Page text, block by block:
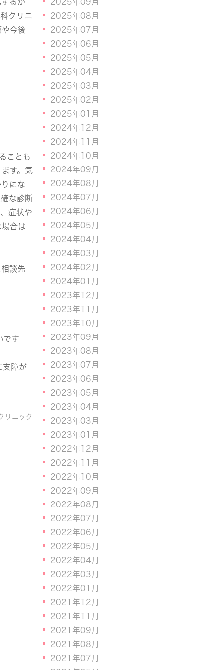
るか
クリニ
今後
ことも
す。気
にな
な診断
症状や
合は
談先
です
支障が
リニック
2025年09月
2025年08月
2025年07月
2025年06月
2025年05月
2025年04月
2025年03月
2025年02月
2025年01月
2024年12月
2024年11月
2024年10月
2024年09月
2024年08月
2024年07月
2024年06月
2024年05月
2024年04月
2024年03月
2024年02月
2024年01月
2023年12月
2023年11月
2023年10月
2023年09月
2023年08月
2023年07月
2023年06月
2023年05月
2023年04月
2023年03月
2023年01月
2022年12月
2022年11月
2022年10月
2022年09月
2022年08月
2022年07月
2022年06月
2022年05月
2022年04月
2022年03月
2022年01月
2021年12月
2021年11月
2021年09月
2021年08月
2021年07月